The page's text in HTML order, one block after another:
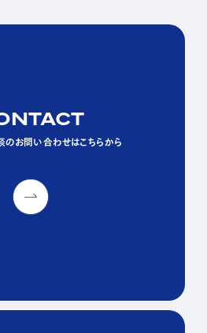
お問い合わせはこちらから
お問い合わせはこちらから
お問い合わせはこちらから